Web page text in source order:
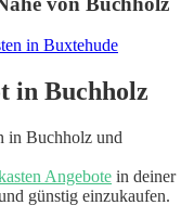
in Buxtehude
in Buchholz
in Buchholz und
Angebote in deiner
günstig einzukaufen.